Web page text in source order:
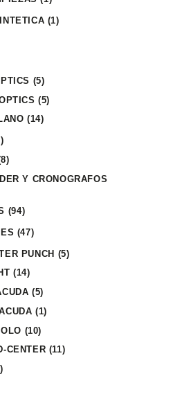
(1)
(5)
(5)
(14)
Y CRONOGRAFOS
(94)
(47)
PUNCH (5)
(14)
(5)
(1)
(10)
CENTER (11)